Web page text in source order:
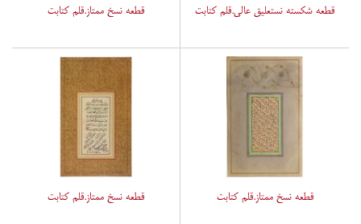
قطعه شکسته نستعلیق عالی.قلم کتابت قطعه نسخ ممتاز.قلم کتابت
قطعه نسخ ممتاز.قلم کتابت قطعه نسخ ممتاز.قلم کتابت